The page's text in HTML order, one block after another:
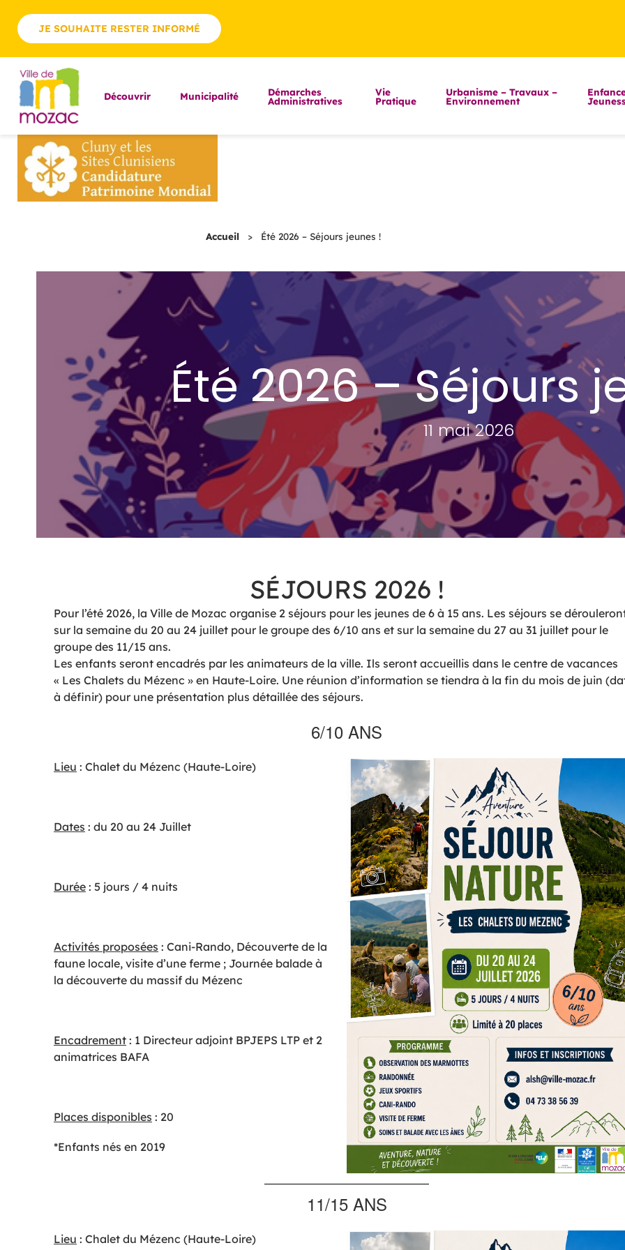
JE SOUHAITE RESTER INFORMÉ
Découvrir Municipalité Démarches
Administratives
Vie
Pratique
Urbanisme – Travaux –
Environnement
Accueil > Été 2026 – Séjours jeunes !
Été 2026 – Séjours
11 mai 2026
SÉJOURS 2026 !
Pour l’été 2026, la Ville de Mozac organise 2 séjours pour les jeunes de 6 à 15 ans. Les séjours se
sur la semaine du 20 au 24 juillet pour le groupe des 6/10 ans et sur la semaine du 27 au 31 juillet pour le
groupe des 11/15 ans.
Les enfants seront encadrés par les animateurs de la ville. Ils seront accueillis dans le centre de vacances
« Les Chalets du Mézenc » en Haute-Loire. Une réunion d’information se tiendra à la fin du mois de juin
à définir) pour une présentation plus détaillée des séjours.
6/10 ANS
Lieu : Chalet du Mézenc (Haute-Loire)
Dates : du 20 au 24 Juillet
Durée : 5 jours / 4 nuits
Activités proposées : Cani-Rando, Découverte de la
faune locale, visite d’une ferme ; Journée balade à
la découverte du massif du Mézenc
Encadrement : 1 Directeur adjoint BPJEPS LTP et 2
animatrices BAFA
Places disponibles : 20
*Enfants nés en 2019
11/15 ANS
Lieu : Chalet du Mézenc (Haute-Loire)